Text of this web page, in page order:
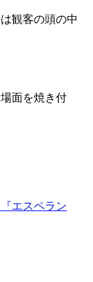
観客の頭の中
面を焼き付
エスペラン